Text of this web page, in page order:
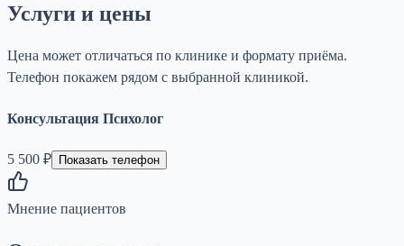
Услуги и цены
Цена может отличаться по клинике и формату приёма.
Телефон покажем рядом с выбранной клиникой.
Консультация Психолог
5 500 ₽ Показать телефон
Мнение пациентов